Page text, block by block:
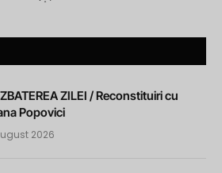
ZILEI / Reconstituiri cu
Popovici
2026